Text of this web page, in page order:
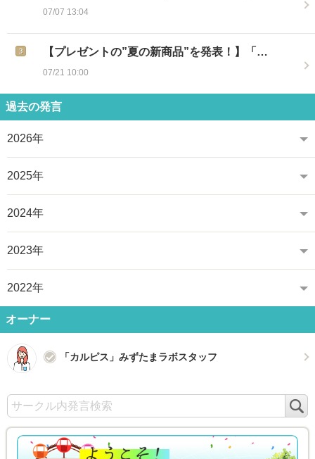
07/07 13:04
【プレゼントの”夏の新商品”を発表！】「…
07/21 10:00
過去の発言
2026年
2025年
2024年
2023年
2022年
オーナー
「カルピス」みずたまラボスタッフ